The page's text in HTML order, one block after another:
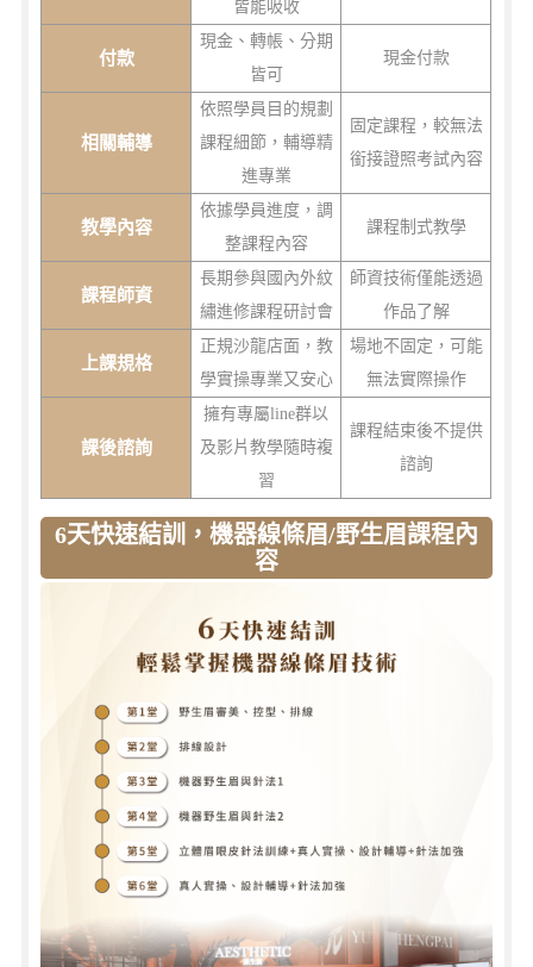
皆能吸收
付款
現金、轉帳、分期
皆可
現金付款
相關輔導
依照學員目的規劃
課程細節，輔導精
進專業
固定課程，較無法
銜接證照考試內容
教學內容
依據學員進度，調
整課程內容
課程制式教學
課程師資
長期參與國內外紋
繡進修課程研討會
師資技術僅能透過
作品了解
上課規格
正規沙龍店面，教
學實操專業又安心
場地不固定，可能
無法實際操作
課後諮詢
擁有專屬line群以
及影片教學隨時複
習
課程結束後不提供
諮詢
6天快速結訓，機器線條眉/野生眉課程內
容